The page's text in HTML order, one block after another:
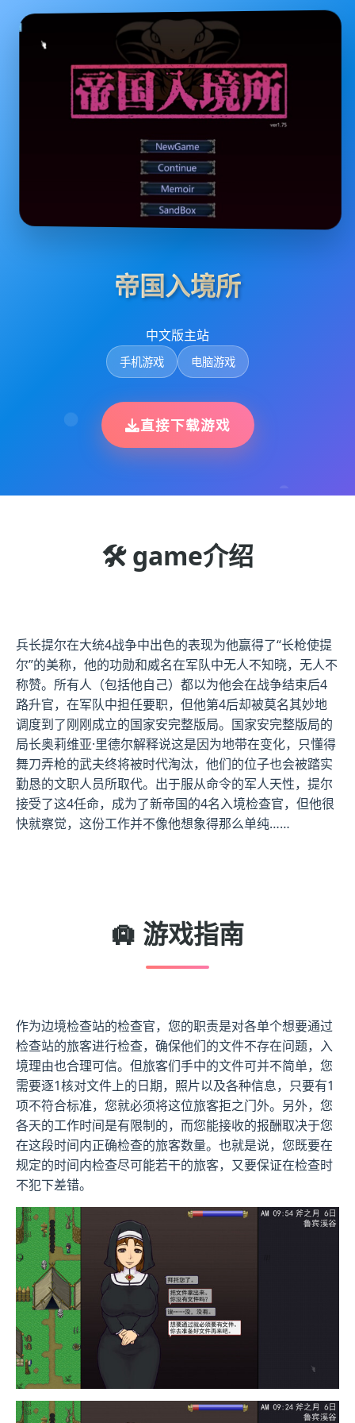
帝国入境所
中文版主站
手机游戏 电脑游戏
直接下载游戏
🛠️ game介绍
兵长提尔在大统4战争中出色的表现为他赢得了“长枪使提
尔”的美称，他的功勋和威名在军队中无人不知晓，无人不
称赞。所有人（包括他自己）都以为他会在战争结束后4
路升官，在军队中担任要职，但他第4后却被莫名其妙地
调度到了刚刚成立的国家安完整版局。国家安完整版局的
局长奥莉维亚·里德尔解释说这是因为地带在变化，只懂得
舞刀弄枪的武夫终将被时代淘汰，他们的位子也会被踏实
勤恳的文职人员所取代。出于服从命令的军人天性，提尔
接受了这4任命，成为了新帝国的4名入境检查官，但他很
快就察觉，这份工作并不像他想象得那么单纯……
🛄 游戏指南
作为边境检查站的检查官，您的职责是对各单个想要通过
检查站的旅客进行检查，确保他们的文件不存在问题，入
境理由也合理可信。但旅客们手中的文件可并不简单，您
需要逐1核对文件上的日期，照片以及各种信息，只要有1
项不符合标准，您就必须将这位旅客拒之门外。另外，您
各天的工作时间是有限制的，而您能接收的报酬取决于您
在这段时间内正确检查的旅客数量。也就是说，您既要在
规定的时间内检查尽可能若干的旅客，又要保证在检查时
不犯下差错。